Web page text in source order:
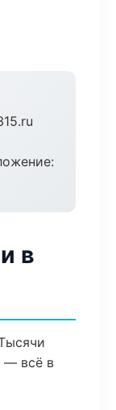
в
— всё в